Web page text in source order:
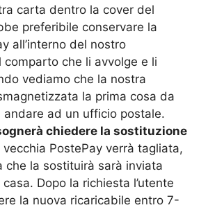
carta dentro la cover del
preferibile conservare la
all’interno del nostro
che li avvolge e li
vediamo che la nostra
la prima cosa da
ad un ufficio postale.
chiedere la sostituzione
vecchia PostePay verrà tagliata,
che la sostituirà sarà inviata
Dopo la richiesta l’utente
la nuova ricaricabile entro 7-